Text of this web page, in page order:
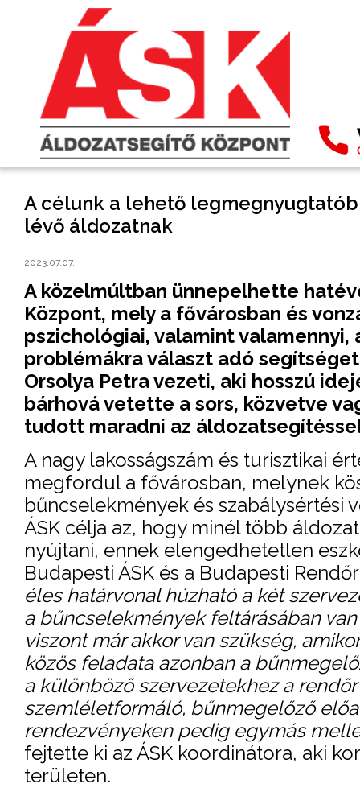
A célunk a lehető
lévő áldozatnak
2023.07.07.
A közelmúltban ünnepelhette
Központ, mely a fővárosban és
pszichológiai, valamint
problémákra választ adó
Orsolya Petra vezeti, aki hosszú
bárhová vetette a sors, közvetve
tudott maradni az
A nagy lakosságszám és turisztikai
megfordul a fővárosban, melynek
bűncselekmények és szabálysértési
ÁSK célja az, hogy minél több
nyújtani, ennek elengedhetetlen
Budapesti ÁSK és a Budapesti
éles határvonal húzható a két
a bűncselekmények feltárásában
viszont már akkor van szükség,
közös feladata azonban a
a különböző szervezetekhez a
szemléletformáló, bűnmegelőző
rendezvényeken pedig egymás
fejtette ki az ÁSK koordinátora, aki
területen.